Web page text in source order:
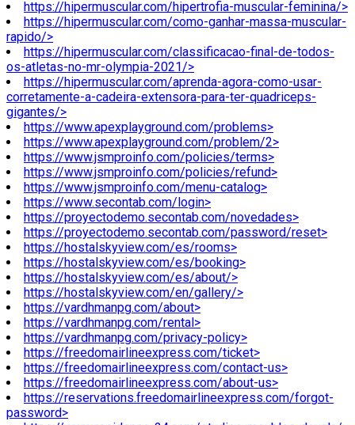
https://hipermuscular.com/hipertrofia-muscular-feminina/>
https://hipermuscular.com/como-ganhar-massa-muscular-
rapido/>
https://hipermuscular.com/classificacao-final-de-todos-
os-atletas-no-mr-olympia-2021/>
https://hipermuscular.com/aprenda-agora-como-usar-
corretamente-a-cadeira-extensora-para-ter-quadriceps-
gigantes/>
https://www.apexplayground.com/problems>
https://www.apexplayground.com/problem/2>
https://www.jsmproinfo.com/policies/terms>
https://www.jsmproinfo.com/policies/refund>
https://www.jsmproinfo.com/menu-catalog>
https://www.secontab.com/login>
https://proyectodemo.secontab.com/novedades>
https://proyectodemo.secontab.com/password/reset>
https://hostalskyview.com/es/rooms>
https://hostalskyview.com/es/booking>
https://hostalskyview.com/es/about/>
https://hostalskyview.com/en/gallery/>
https://vardhmanpg.com/about>
https://vardhmanpg.com/rental>
https://vardhmanpg.com/privacy-policy>
https://freedomairlineexpress.com/ticket>
https://freedomairlineexpress.com/contact-us>
https://freedomairlineexpress.com/about-us>
https://reservations.freedomairlineexpress.com/forgot-
password>